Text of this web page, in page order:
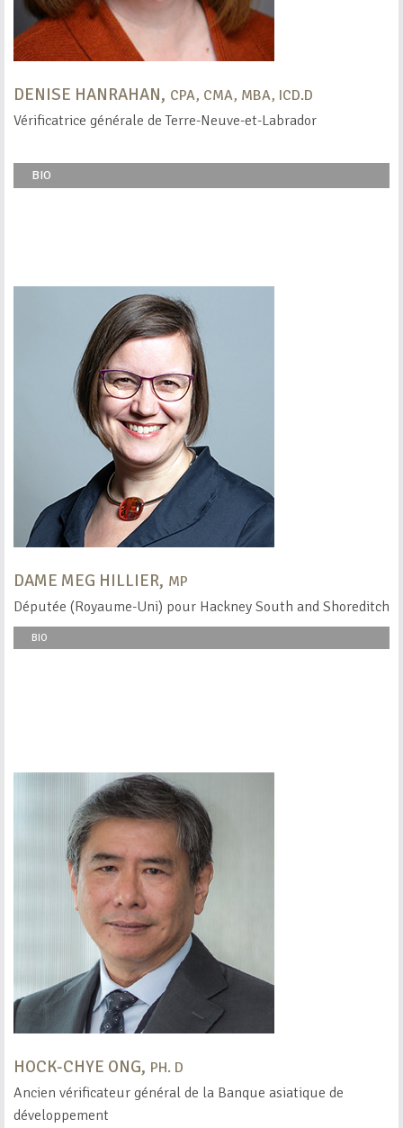
DENISE HANRAHAN, CPA, CMA, MBA, ICD.D
Vérificatrice générale de Terre-Neuve-et-Labrador
BIO
DAME MEG HILLIER, MP
Députée (Royaume-Uni) pour Hackney South and Shoreditch
BIO
HOCK-CHYE ONG, PH. D
Ancien vérificateur général de la Banque asiatique de
développement